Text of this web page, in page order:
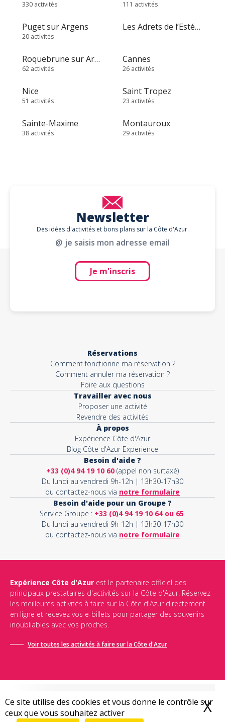
Ce site utilise des cookies et vous donne le contrôle sur
ceux que vous souhaitez activer
X
330 activités 111 activités
Puget sur Argens
20 activités
Les Adrets de l’Estérel
Roquebrune sur Argens
62 activités
Cannes
26 activités
Nice
51 activités
Saint Tropez
23 activités
Sainte-Maxime
38 activités
Montauroux
29 activités
Newsletter
Des idées d'activités et bons plans sur la Côte d'Azur.
@ je saisis mon adresse email
Je m'inscris
Réservations
Comment fonctionne ma réservation ?
Comment annuler ma réservation ?
Foire aux questions
Travailler avec nous
Proposer une activité
Revendre des activités
À propos
Expérience Côte d'Azur
Blog Côte d'Azur Experience
Besoin d'aide ?
+33 (0)4 94 19 10 60 (appel non surtaxé)
Du lundi au vendredi 9h-12h | 13h30-17h30
ou contactez-nous via notre formulaire
Besoin d'aide pour un Groupe ?
Service Groupe : +33 (0)4 94 19 10 64 ou 65
Du lundi au vendredi 9h-12h | 13h30-17h30
ou contactez-nous via notre formulaire
Expérience Côte d'Azur est le partenaire officiel des
principaux prestataires d'activités sur la Côte d'Azur. Réservez
les meilleures activités à faire sur la Côte d'Azur directement
en ligne et recevez vos e-billets pour partager des souvenirs
inoubliables avec vos proches.
Voir toutes les activités à faire sur la Côte d'Azur
Conditions générales de vente-Politique de confidentialité-